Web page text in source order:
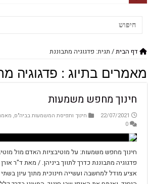
דף הבית/ תגית: פדגוגיה מתבוננת
מאמרים בתיוג : פדגוגיה
חינוך מחפש משמעות
22/07/2021 חינוך ותפיסת המשמעות בביה"ס,
0
חינוך מחפש משמעות: על מוטיבציות האדם מול
פדגוגיה מתבוננת כדרך לתווך ביניהן. / מאת ד"ר
אציע מודל למחשבה ועשייה חינוכית מתוך עיון